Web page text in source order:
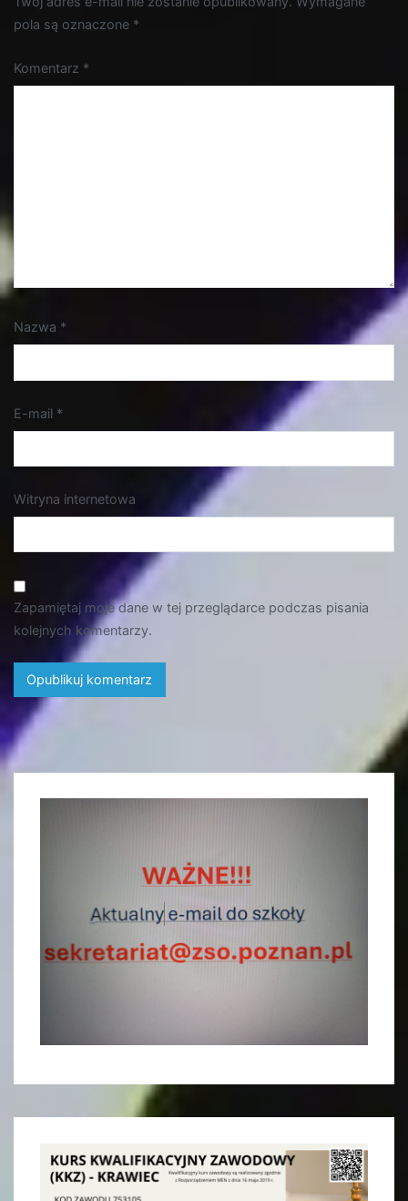
pola są oznaczone *
Komentarz *
Nazwa *
E-mail *
Witryna internetowa
Zapamiętaj moje dane w tej przeglądarce podczas pisania
kolejnych komentarzy.